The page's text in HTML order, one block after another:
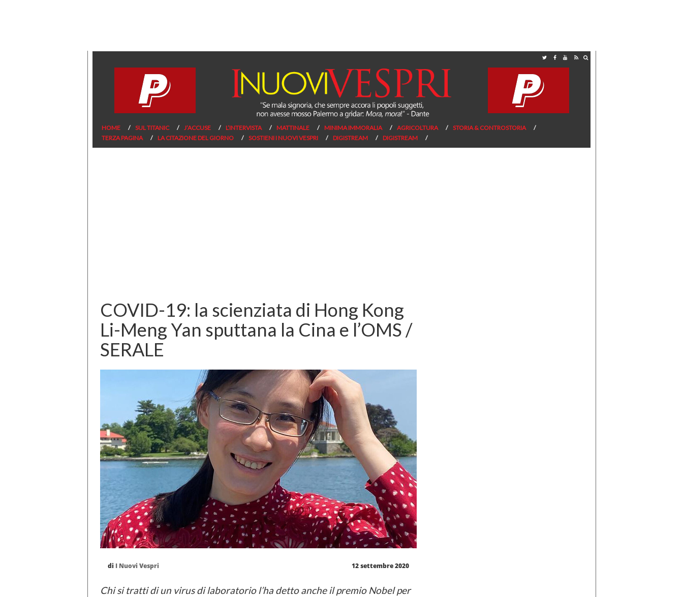
HOME SUL TITANIC J’ACCUSE L’INTERVISTA MATTINALE MINIMA IMMORALIA AGRICOLTURA
STORIA & CONTROSTORIA
TERZA PAGINA
LA CITAZIONE DEL GIORNO SOSTIENI I NUOVI VESPRI DIGISTREAM DIGISTREAM
COVID-19: la scienziata di Hong Kong
Li-Meng Yan sputtana la Cina e l’OMS /
SERALE
di I Nuovi Vespri 12 settembre 2020
Chi si tratti di un virus di laboratorio l’ha detto anche il premio Nobel per